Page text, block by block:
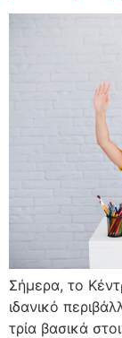
Σήμερα, το
ιδανικό
τρία βασικά